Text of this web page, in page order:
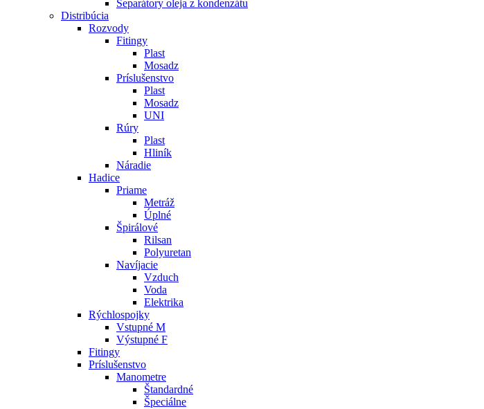
Separátory oleja z kondenzátu
Distribúcia
Rozvody
Fitingy
Plast
Mosadz
Príslušenstvo
Plast
Mosadz
UNI
Rúry
Plast
Hliník
Náradie
Hadice
Priame
Metráž
Úplné
Špirálové
Rilsan
Polyuretan
Navíjacie
Vzduch
Voda
Elektrika
Rýchlospojky
Vstupné M
Výstupné F
Fitingy
Príslušenstvo
Manometre
Štandardné
Špeciálne